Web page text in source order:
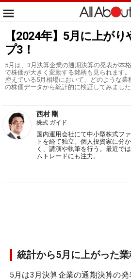
【2024年】5月に上が
プ3！
5月は、3月決算企業の通期決算の発表が本
で株価が大きく変動する銘柄も見られます
控えている5月相場において、どのような
の株価データから統計的に検証してみました
西村 剛
株式 ガイド
国内運用会社にて中小型株式フ
トを経て独立。個人投資家に分
く、講演や執筆を行う。最近で
ムトレードにも注力。
統計から5月に上がった業
5月は3月決算企業の通期決算の